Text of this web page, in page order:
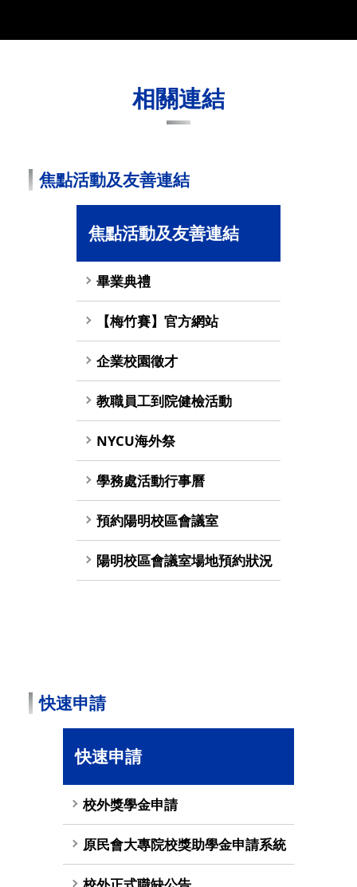
相關連結
焦點活動及友善連結
焦點活動及友善連結
畢業典禮
【梅竹賽】官方網站
企業校園徵才
教職員工到院健檢活動
NYCU海外祭
學務處活動行事曆
預約陽明校區會議室
陽明校區會議室場地預約狀況
快速申請
快速申請
校外獎學金申請
原民會大專院校獎助學金申請系統